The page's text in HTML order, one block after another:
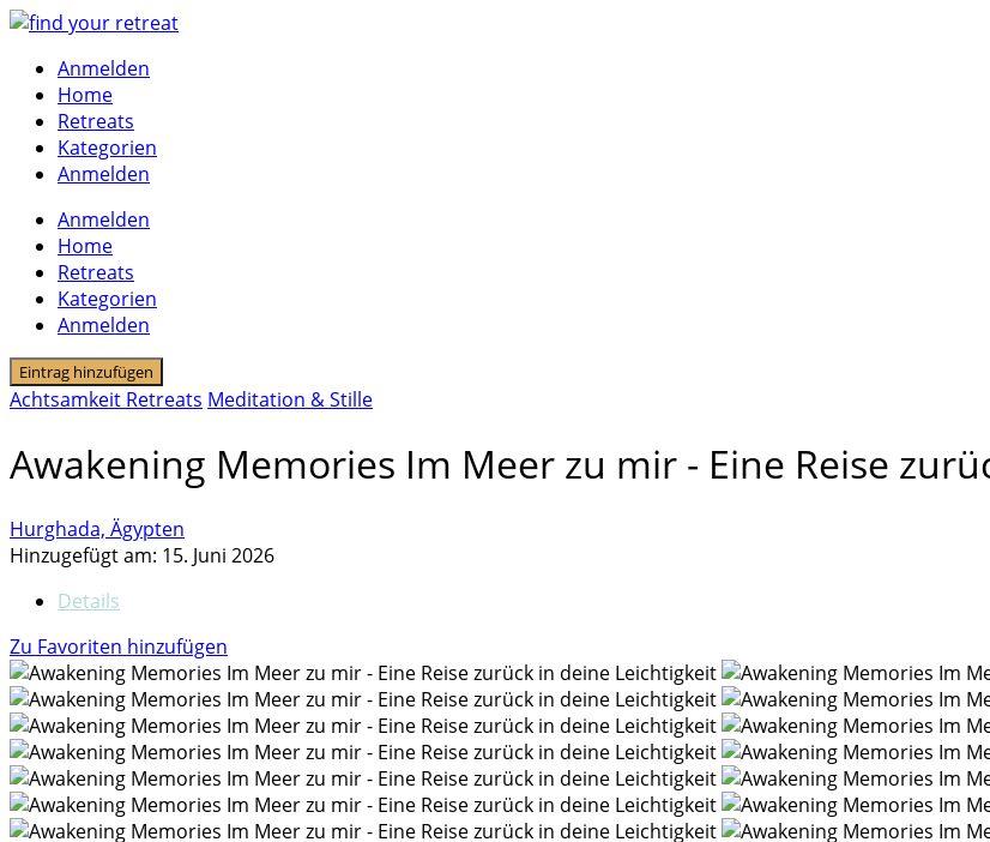
Skip
contentAnmelden
Home
Retreats
Kategorien
Anmelden
Anmelden
Home
Retreats
Kategorien
Anmelden
Eintrag hinzufügen
Achtsamkeit Retreats Meditation & Stille
Awakening Memories Im Meer zu mir - Eine Reise
Hurghada, Ägypten
Hinzugefügt am: 15. Juni 2026
Details
Zu Favoriten hinzufügen